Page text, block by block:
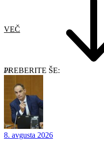
VEČ
PREBERITE ŠE:
8. avgusta 2026